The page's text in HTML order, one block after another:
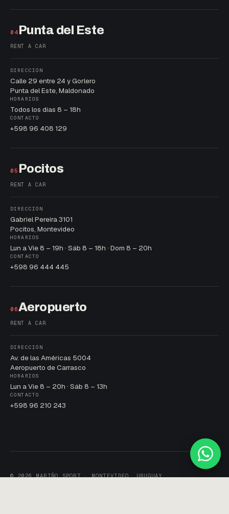
04 Punta del Este
RENT A CAR
DIRECCIÓN
Calle 29 entre 24 y Gorlero
Punta del Este, Maldonado
HORARIOS
Todos los días 8 – 18h
CONTACTO
+598 96 408 129
05 Pocitos
RENT A CAR
DIRECCIÓN
Gabriel Pereira 3101
Pocitos, Montevideo
HORARIOS
Lun a Vie 8 – 19h · Sáb 8 – 18h · Dom 8 – 20h
CONTACTO
+598 96 444 445
06Aeropuerto
RENT A CAR
DIRECCIÓN
Av. de las Américas 5004
Aeropuerto de Carrasco
HORARIOS
Lun a Vie 8 – 20h · Sáb 8 – 13h
CONTACTO
+598 96 210 243
© 2026 MARIÑO SPORT · MONTEVIDEO, URUGUAY